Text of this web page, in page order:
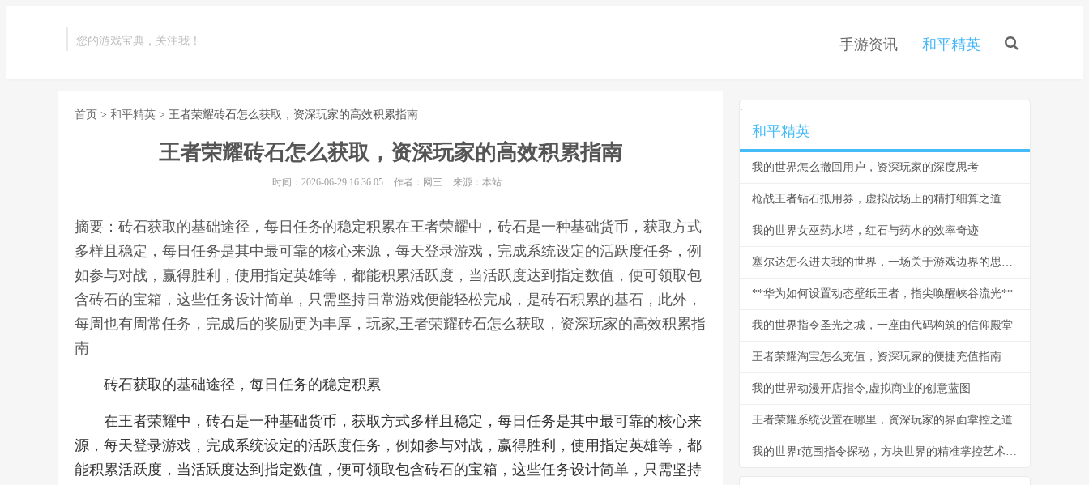
您的游戏宝典，关注我！ 手游资讯 和平精英
首页 > 和平精英 > 王者荣耀砖石怎么获取，资深玩家的高效积累指南
王者荣耀砖石怎么获取，资深玩家的高效积累指南
时间：2026-06-29 16:36:05 作者：网三 来源：本站
摘要：砖石获取的基础途径，每日任务的稳定积累在王者荣耀中，砖石是一种基础货币，获取方式
多样且稳定，每日任务是其中最可靠的核心来源，每天登录游戏，完成系统设定的活跃度任务，例
如参与对战，赢得胜利，使用指定英雄等，都能积累活跃度，当活跃度达到指定数值，便可领取包
含砖石的宝箱，这些任务设计简单，只需坚持日常游戏便能轻松完成，是砖石积累的基石，此外，
每周也有周常任务，完成后的奖励更为丰厚，玩家,王者荣耀砖石怎么获取，资深玩家的高效积累指
南
砖石获取的基础途径，每日任务的稳定积累
在王者荣耀中，砖石是一种基础货币，获取方式多样且稳定，每日任务是其中最可靠的核心来
源，每天登录游戏，完成系统设定的活跃度任务，例如参与对战，赢得胜利，使用指定英雄等，都
能积累活跃度，当活跃度达到指定数值，便可领取包含砖石的宝箱，这些任务设计简单，只需坚持
.
和平精英
我的世界怎么撤回用户，资深玩家的深度思考
枪战王者钻石抵用券，虚拟战场上的精打细算之道，副标题，一张抵用券背后的战术与经济学
我的世界女巫药水塔，红石与药水的效率奇迹
塞尔达怎么进去我的世界，一场关于游戏边界的思想漫游
**华为如何设置动态壁纸王者，指尖唤醒峡谷流光**
我的世界指令圣光之城，一座由代码构筑的信仰殿堂
王者荣耀淘宝怎么充值，资深玩家的便捷充值指南
我的世界动漫开店指令,虚拟商业的创意蓝图
王者荣耀系统设置在哪里，资深玩家的界面掌控之道
我的世界r范围指令探秘，方块世界的精准掌控艺术，副标题，半径与规则的魔法